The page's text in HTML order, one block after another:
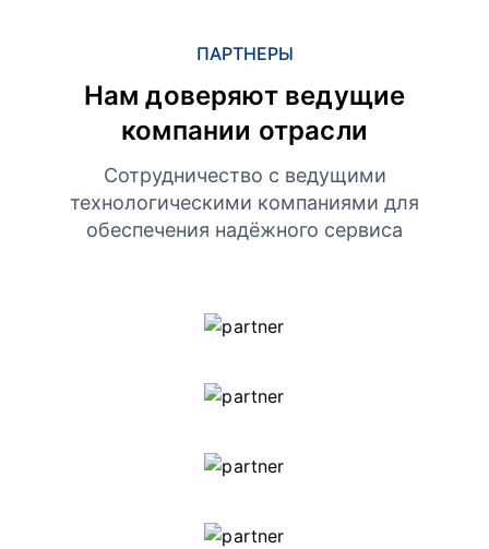
ПАРТНЕРЫ
Нам доверяют ведущие
компании отрасли
Сотрудничество с ведущими
технологическими компаниями для
обеспечения надёжного сервиса